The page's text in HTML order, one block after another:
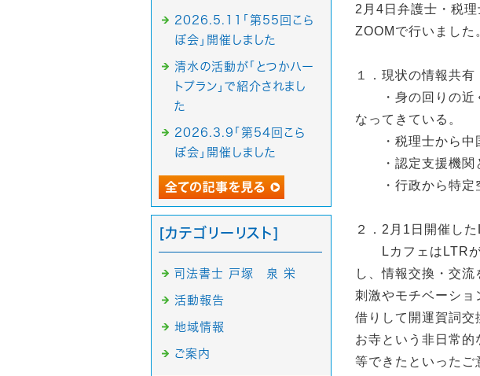
2月4日弁護士・税
ZOOMで行いました
１．現状の情報共有
・身の回りの近く
なってきている。
・税理士から中国
・認定支援機関と
・行政から特定空
２．2月1日開催し
LカフェはLTRが
し、情報交換・交
刺激やモチベーショ
借りして開運賀詞交
お寺という非日常
等できたといったご
2026.5.11「第55回こら
ぼ会」開催しました
清水の活動が「とつかハー
トプラン」で紹介されまし
た
2026.3.9「第54回こら
ぼ会」開催しました
[カテゴリーリスト]
司法書士 戸塚 泉 栄
活動報告
地域情報
ご案内